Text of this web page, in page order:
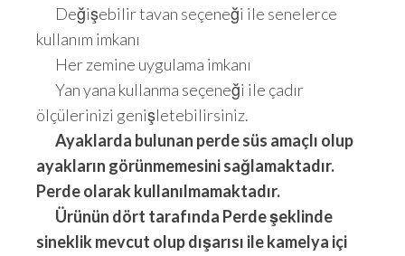
Değişebilir tavan seçeneği ile senelerce
kullanım imkanı
Her zemine uygulama imkanı
Yan yana kullanma seçeneği ile çadır
ölçülerinizi genişletebilirsiniz.
Ayaklarda bulunan perde süs amaçlı olup
ayakların görünmemesini sağlamaktadır.
Perde olarak kullanılmamaktadır.
Ürünün dört tarafında Perde şeklinde
sineklik mevcut olup dışarısı ile kamelya içi